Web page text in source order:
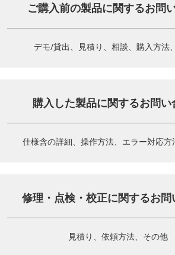
ご購入前の製品に関するお問
デモ/貸出、見積り、相談、 購入方法
購入した製品に関するお問い
仕様含の詳細、操作方法、 エラー対応方
修理・点検・校正に関するお問
見積り、依頼方法、その他